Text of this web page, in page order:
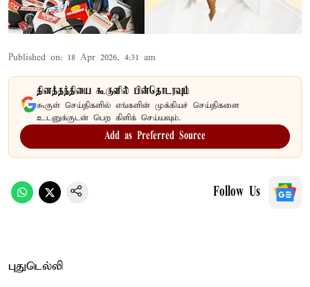
Published on: 18 Apr 2026, 4:31 am
தினத்தந்தியை கூகுளில் பின்தொடரவும்
கூகுள் செய்திகளில் எங்களின் முக்கியச் செய்திகளை
உடனுக்குடன் பெற கிளிக் செய்யவும்.
Add as Preferred Source
Follow Us
புதுடெல்லி